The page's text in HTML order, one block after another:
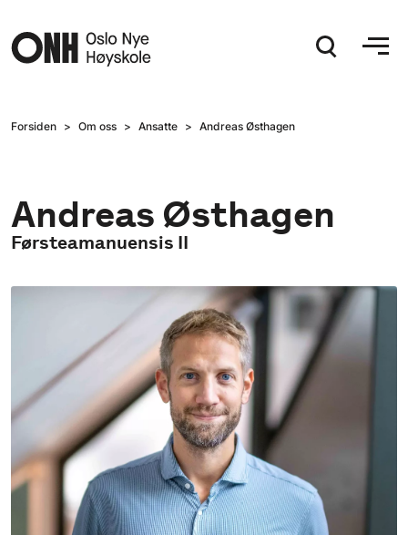
Forsiden Om oss Ansatte Andreas Østhagen
Andreas Østhagen
Førsteamanuensis II